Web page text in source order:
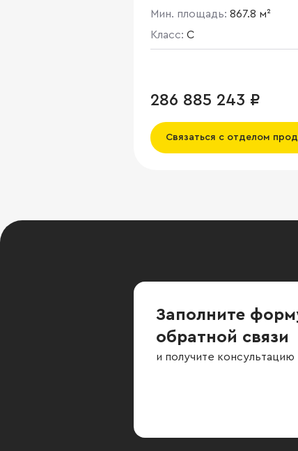
Мин. площадь: 867.8 м²
Класс: C
286 885 243 ₽
Связаться с отделом
Заполните
обратной связи
и получите консультацию